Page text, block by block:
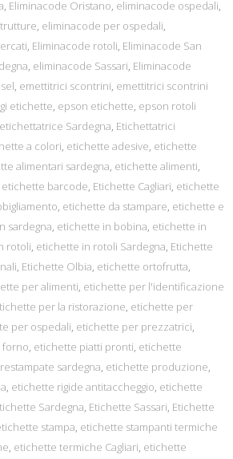
, Eliminacode Oristano, eliminacode ospedali,
, eliminacode per ospedali,
, Eliminacode rotoli, Eliminacode San
, eliminacode Sassari, Eliminacode
, emettitrici scontrini, emettitrici scontrini
etichette, epson etichette, epson rotoli
etichettatrice Sardegna, Etichettatrici
a colori, etichette adesive, etichette
alimentari sardegna, etichette alimenti,
etichette barcode, Etichette Cagliari, etichette
, etichette da stampare, etichette e
sardegna, etichette in bobina, etichette in
rotoli, etichette in rotoli Sardegna, Etichette
, Etichette Olbia, etichette ortofrutta,
per alimenti, etichette per l'identificazione
per la ristorazione, etichette per
per ospedali, etichette per prezzatrici,
forno, etichette piatti pronti, etichette
sardegna, etichette produzione,
, etichette rigide antitaccheggio, etichette
Sardegna, Etichette Sassari, Etichette
stampa, etichette stampanti termiche
, etichette termiche Cagliari, etichette